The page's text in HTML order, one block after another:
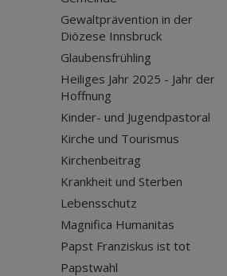
Gewaltprävention in der
Diözese Innsbruck
Glaubensfrühling
Heiliges Jahr 2025 - Jahr der
Hoffnung
Kinder- und Jugendpastoral
Kirche und Tourismus
Kirchenbeitrag
Krankheit und Sterben
Lebensschutz
Magnifica Humanitas
Papst Franziskus ist tot
Papstwahl